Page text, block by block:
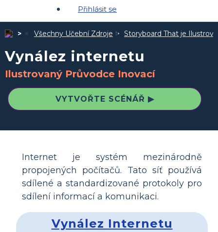
Přihlásit se
Všechny Učební Zdroje Storyboard That je
Vynález internetu
Ilustrovaný Průvodce Inovací
VYTVOŘTE SCÉNÁŘ ▶
Internet je systém mezinárodně
propojených počítačů. Tato síť používá
sdílené a standardizované protokoly pro
sdílení informací a komunikaci.
Vynález Internetu